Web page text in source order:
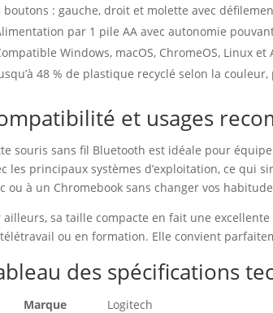
boutons : gauche, droit et molette avec
par 1 pile AA avec autonomie
Windows, macOS, ChromeOS, Linux et
48 % de plastique recyclé selon la
et usages
souris sans fil Bluetooth est idéale pour
les principaux systèmes d’exploitation, ce qui
ou à un Chromebook sans changer vos
ailleurs, sa taille compacte en fait une
ou en formation. Elle convient
des spécifications
Marque
Logitech